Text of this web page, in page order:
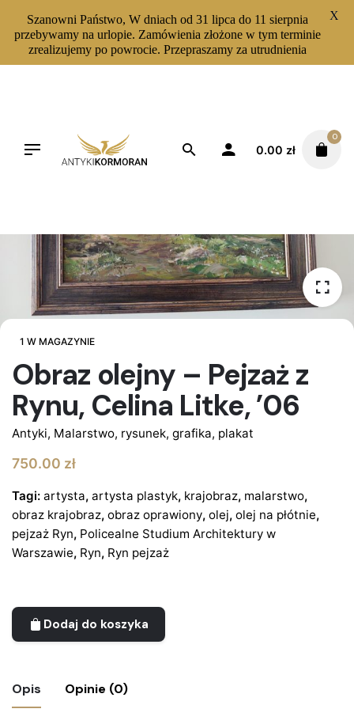
0.00 zł
0
1 W MAGAZYNIE
Obraz olejny – Pejzaż z
Rynu, Celina Litke, ’06
Antyki, Malarstwo, rysunek, grafika, plakat
750.00 zł
Tagi: artysta, artysta plastyk, krajobraz, malarstwo,
obraz krajobraz, obraz oprawiony, olej, olej na płótnie,
pejzaż Ryn, Policealne Studium Architektury w
Warszawie, Ryn, Ryn pejzaż
Dodaj do koszyka
Opis Opinie (0)
Szanowni Państwo, W dniach od 31 lipca do 11 sierpnia
przebywamy na urlopie. Zamówienia złożone w tym terminie
zrealizujemy po powrocie. Przepraszamy za utrudnienia
X